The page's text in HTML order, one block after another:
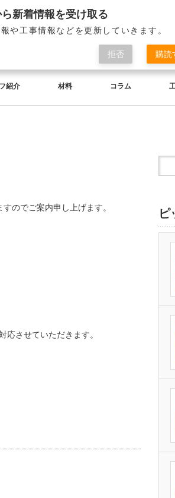
紹介 材料 コラム
のでご案内申し上げます。
させていただきます。
ピ
新着情報を受け取る
や工事情報などを更新していきます。
拒否 購読